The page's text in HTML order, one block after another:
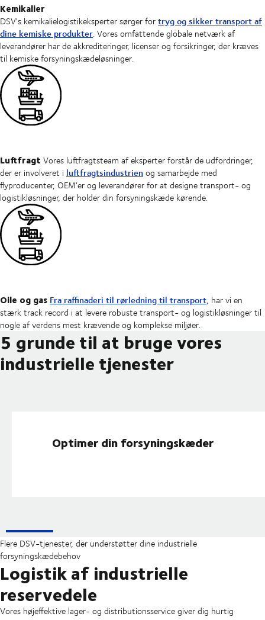
Kemikalier
DSV's kemikalielogistikeksperter sørger fortryg og sikker transport af
dine kemiske produkter. Vores omfattende globale netværk af
leverandører har de akkrediteringer, licenser og forsikringer, der kræves
til kemiske forsyningskædeløsninger.
Luftfragt Vores luftfragtsteam af eksperter forstår de udfordringer,
der er involveret i luftfragtsindustrienog samarbejde med
flyproducenter, OEM'er og leverandører for at designe transport- og
logistikløsninger, der holder din forsyningskæde kørende.
Oile og gas Fra raffinaderi til rørledning til transport, har vi en
stærk track record i at levere robuste transport- og logistikløsninger til
nogle af verdens mest krævende og komplekse miljøer.
5 grunde til at bruge vores
industrielle tjenester
Optimer din forsyningskæder
Flere DSV-tjenester, der understøtter dine industrielle
forsyningskædebehov
Logistik af industrielle
reservedele
Vores højeffektive lager- og distributionsservice giver dig hurtig